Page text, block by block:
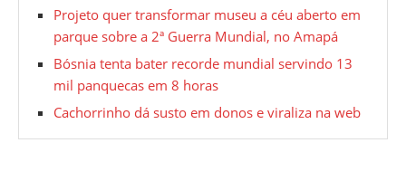
Projeto quer transformar museu a céu aberto em
parque sobre a 2ª Guerra Mundial, no Amapá
Bósnia tenta bater recorde mundial servindo 13
mil panquecas em 8 horas
Cachorrinho dá susto em donos e viraliza na web